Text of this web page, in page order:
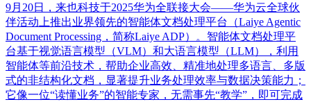
9月20日，来也科技于2025华为全联接大会——华为云全球伙
伴活动上推出业界领先的智能体文档处理平台（Laiye Agentic
Document Processing，简称Laiye ADP）。智能体文档处理平
台基于视觉语言模型（VLM）和大语言模型（LLM），利用
智能体等前沿技术，帮助企业高效、精准地处理多语言、多版
式的非结构化文档，显著提升业务处理效率与数据决策能力；
它像一位“读懂业务”的智能专家，无需事先“教学”，即可完成